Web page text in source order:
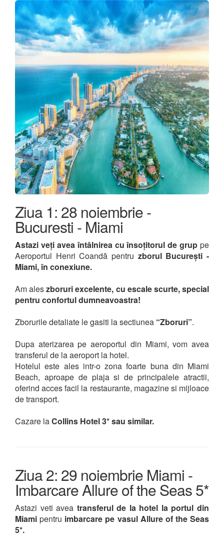
Ziua 1: 28 noiembrie -
Bucuresti - Miami
Astazi veți avea întâlnirea cu însoțitorul de grup pe
Aeroportul Henri Coandă pentru zborul București -
Miami, în conexiune.
Am aleszboruri excelente, cu escale scurte, special
pentru confortul dumneavoastra!
Zborurile detaliate le gasiti la sectiunea “Zboruri”.
Dupa aterizarea pe aeroportul din Miami, vom avea
transferul de la aeroport la hotel.
Hotelul este ales intr-o zona foarte buna din Miami
Beach, aproape de plaja si de principalele atractii,
oferind acces facil la restaurante, magazine si mijloace
de transport.
Cazare laCollins Hotel 3* sau similar.
Ziua 2: 29 noiembrie Miami -
Imbarcare Allure of the Seas 5*
Astazi veti avea transferul de la hotel la portul din
Miami pentru imbarcare pe vasul Allure of the Seas
5*.